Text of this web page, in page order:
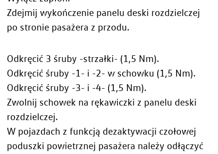
Zdejmij wykończenie panelu deski rozdzielczej
po stronie pasażera z przodu.
Odkręcić 3 śruby -strzałki- (1,5 Nm).
Odkręcić śruby -1- i -2- w schowku (1,5 Nm).
Odkręcić śruby -3- i -4- (1,5 Nm).
Zwolnij schowek na rękawiczki z panelu deski
rozdzielczej.
W pojazdach z funkcją dezaktywacji czołowej
poduszki powietrznej pasażera należy odłączyć